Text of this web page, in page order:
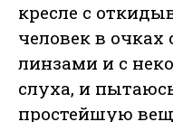
кресле с
человек в
линзами и с
слуха, и
простейшую